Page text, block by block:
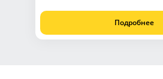
Подробнее